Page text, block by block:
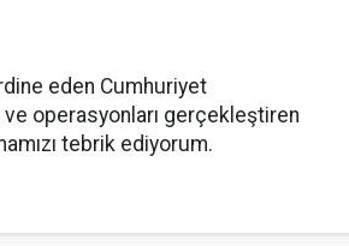
eden Cumhuriyet
ve operasyonları gerçekleştiren
tebrik ediyorum.